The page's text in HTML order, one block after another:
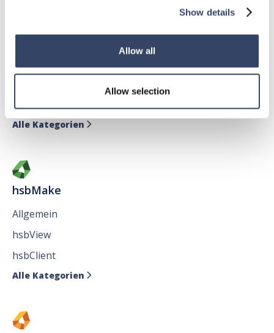
Show details
Allow all
Allow selection
hsbDesign für AutoCAD®
Issues
Alle Kategorien 
hsbMake
Allgemein
hsbView
hsbClient
Alle Kategorien 